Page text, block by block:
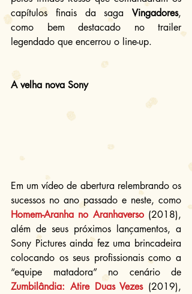
capítulos finais da saga Vingadores,
como bem destacado no trailer
legendado que encerrou o line-up.
A velha nova Sony
Em um vídeo de abertura relembrando os
Homem-Aranha no Aranhaverso (2018),
além de seus próximos lançamentos, a
Sony Pictures ainda fez uma brincadeira
colocando os seus profissionais como a
Zumbilândia: Atire Duas Vezes (2019),